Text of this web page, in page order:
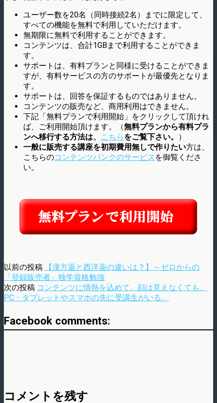
ユーザー数を20名（同時接続2名）までに限定して、
すべての機能を無料で利用していただけます。
無期限に無料で利用することができます。
コンテンツは、合計1GBまで利用することができま
す。
サポートは、有料プランと同様に受けることができま
すが、有料サービスの方のサポートが最優先となりま
す。
サポートは、回答を保証するものではありません。
コンテンツの販売など、商用利用はできません。
下記「無料プランで利用開始」をクリックして頂けれ
ば、ご利用開始頂けます。（無料プランから有料プラ
ンへ移行する方法は、
こちらをご覧下さい。
）
一般に販売する講座を初期費用無しで作りたい方は、
こちらのコンテンツバンクのサービス を御覧くださ
い。
以前の投稿
【漢方薬と西洋薬の違いは？】～ゼロからの
「登録販売者」独学資格勉強
次の投稿 コンテンツに情熱を込めて。顔は見えなくても、
PC・タブレットやスマホの先に受講生がいる。
Facebook comments:
コメントを残す